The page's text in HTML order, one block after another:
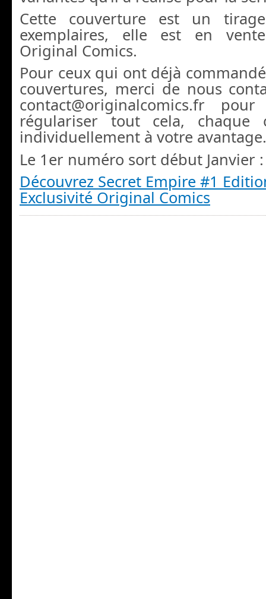
Cette couverture est un
exemplaires, elle est en
Original Comics.
Pour ceux qui ont déjà
couvertures, merci de nous
contact@originalcomics.fr
régulariser tout cela, chaque
individuellement à votre avantage.
Le 1er numéro sort début Janvier :
Découvrez Secret Empire #1
Exclusivité Original Comics